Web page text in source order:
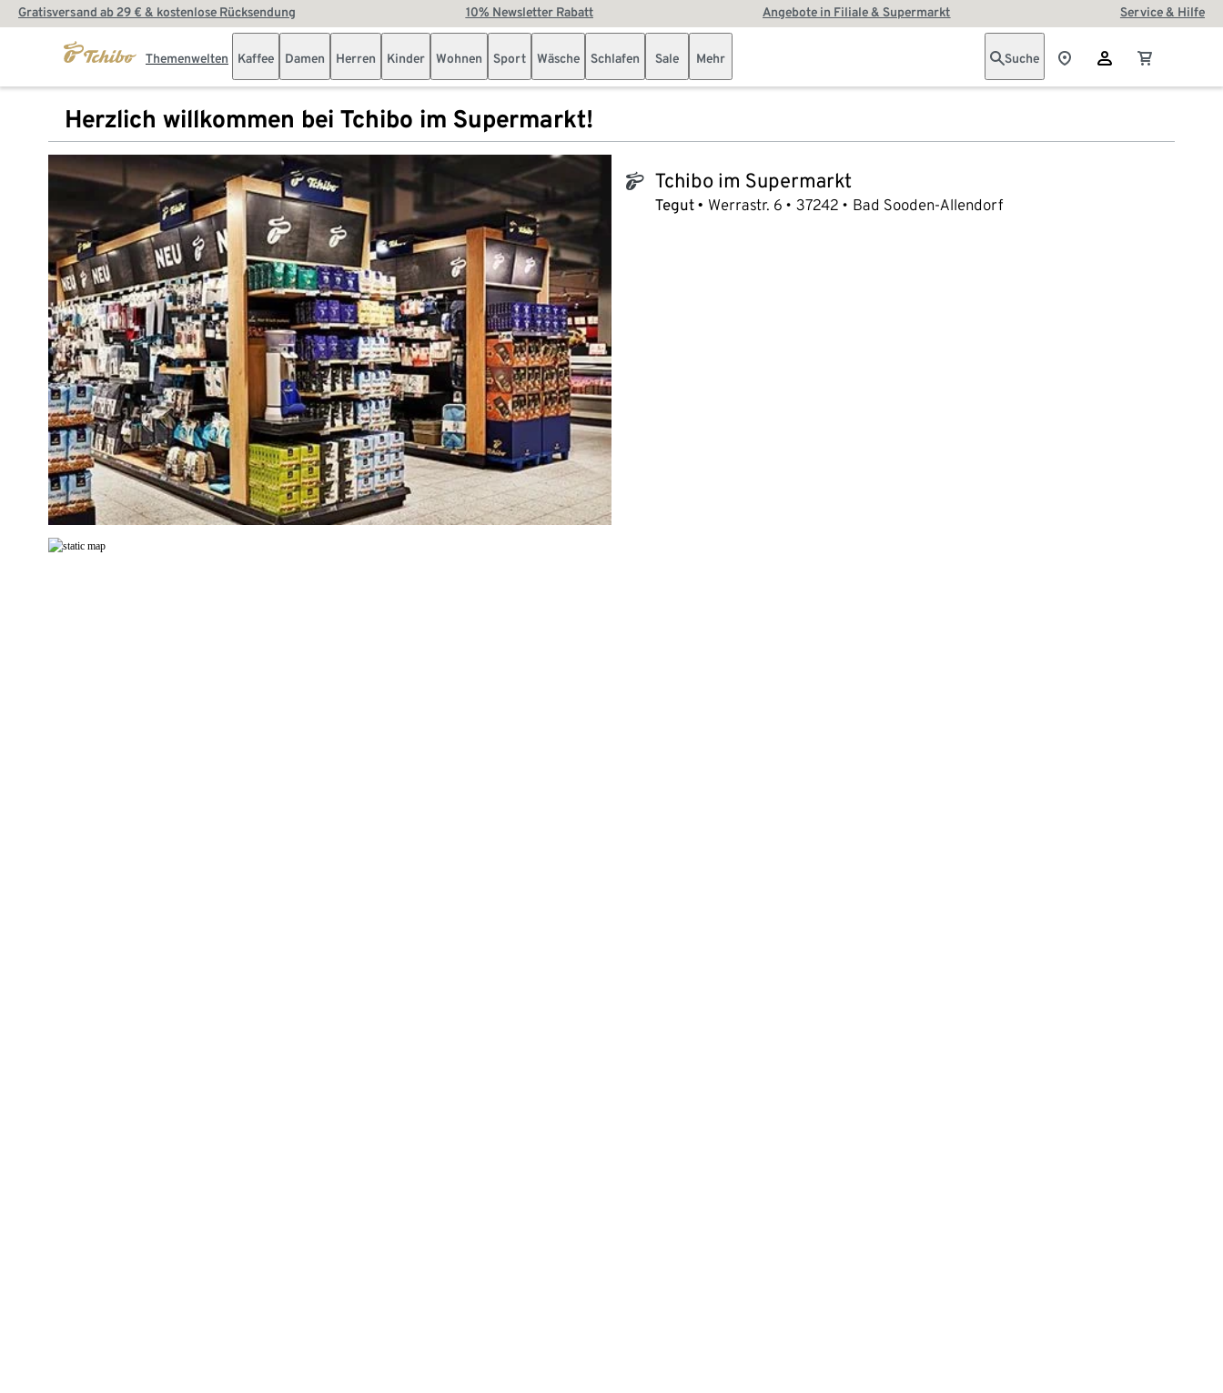
Gratisversand ab 29 € & kostenlose Rücksendung 10% Newsletter Rabatt Angebote in Filiale & Supermarkt Service & Hilfe
Themenwelten Kaffee Damen Herren Kinder Wohnen Sport Wäsche Schlafen Sale Mehr Suche
Herzlich willkommen bei Tchibo im Supermarkt!
tchibo_logo Tchibo im Supermarkt
Tegut Werrastr. 6 37242 Bad Sooden-Allendorf